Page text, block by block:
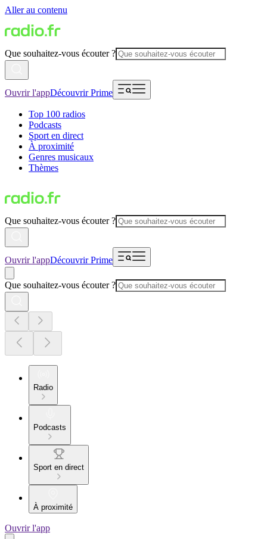
Aller au contenu
Que souhaitez-vous écouter ?
Ouvrir l'appDécouvrir Prime
Top 100 radios
Podcasts
Sport en direct
À proximité
Genres musicaux
Thèmes
Que souhaitez-vous écouter ?
Ouvrir l'appDécouvrir Prime
Que souhaitez-vous écouter ?
Radio
Podcasts
Sport en direct
À proximité
Ouvrir l'app